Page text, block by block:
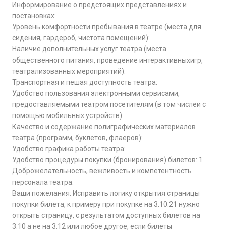
Информирование о предстоящих представлениях и
постановках:
Уровень комфортности пребывания в театре (места для
сидения, гардероб, чистота помещений):
Наличие дополнительных услуг театра (места
общественного питания, проведение интерактивныхигр,
театрализованных мероприятий):
Транспортная и пешая доступность театра:
Удобство пользования электронными сервисами,
предоставляемыми театром посетителям (в том числеи с
помощью мобильных устройств):
Качество и содержание полиграфических материалов
театра (программ, буклетов, флаеров):
Удобство графика работы театра:
Удобство процедуры покупки (бронирования) билетов: 1
Доброжелательность, вежливость и компетентность
персонала театра:
Ваши пожелания: Исправить логику открытия страницы
покупки билета, к примеру при покупке на 3.10.21 нужно
открыть страницу, с результатом доступных билетов на
3.10 а не на 3.12 или любое другое, если билеты